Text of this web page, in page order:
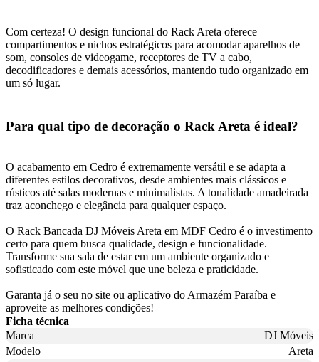
Com certeza! O design funcional do Rack Areta oferece
compartimentos e nichos estratégicos para acomodar aparelhos de
som, consoles de videogame, receptores de TV a cabo,
decodificadores e demais acessórios, mantendo tudo organizado em
um só lugar.
Para qual tipo de decoração o Rack Areta é ideal?
O acabamento em Cedro é extremamente versátil e se adapta a
diferentes estilos decorativos, desde ambientes mais clássicos e
rústicos até salas modernas e minimalistas. A tonalidade amadeirada
traz aconchego e elegância para qualquer espaço.
O Rack Bancada DJ Móveis Areta em MDF Cedro é o investimento
certo para quem busca qualidade, design e funcionalidade.
Transforme sua sala de estar em um ambiente organizado e
sofisticado com este móvel que une beleza e praticidade.
Garanta já o seu no site ou aplicativo do Armazém Paraíba e
aproveite as melhores condições!
Ficha técnica
Marca
DJ Móveis
Modelo
Areta